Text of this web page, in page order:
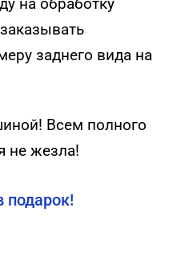
заднего вида на
Всем полного
не жезла!
подарок!